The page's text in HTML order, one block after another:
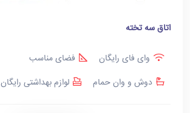
اتاق سه تخته
وای فای رایگان
فضای مناسب
دوش و وان حمام
لوازم بهداشتی رایگان